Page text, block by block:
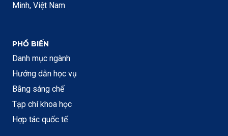
Minh, Việt Nam
PHỔ BIẾN
Danh mục ngành
Hướng dẫn học vụ
Bằng sáng chế
Tạp chí khoa học
Hợp tác quốc tế